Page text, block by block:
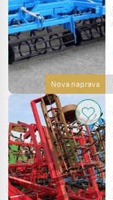
Nova naprava